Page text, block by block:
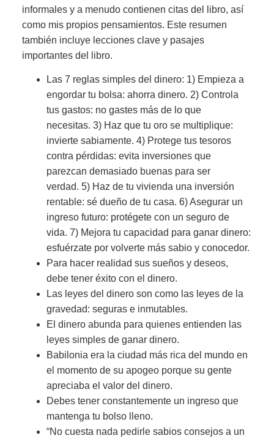
informales y a menudo contienen citas del libro, así
como mis propios pensamientos. Este resumen
también incluye lecciones clave y pasajes
importantes del libro.
Las 7 reglas simples del dinero: 1) Empieza a
engordar tu bolsa: ahorra dinero. 2) Controla
tus gastos: no gastes más de lo que
necesitas. 3) Haz que tu oro se multiplique:
invierte sabiamente. 4) Protege tus tesoros
contra pérdidas: evita inversiones que
parezcan demasiado buenas para ser
verdad. 5) Haz de tu vivienda una inversión
rentable: sé dueño de tu casa. 6) Asegurar un
ingreso futuro: protégete con un seguro de
vida. 7) Mejora tu capacidad para ganar dinero:
esfuérzate por volverte más sabio y conocedor.
Para hacer realidad sus sueños y deseos,
debe tener éxito con el dinero.
Las leyes del dinero son como las leyes de la
gravedad: seguras e inmutables.
El dinero abunda para quienes entienden las
leyes simples de ganar dinero.
Babilonia era la ciudad más rica del mundo en
el momento de su apogeo porque su gente
apreciaba el valor del dinero.
Debes tener constantemente un ingreso que
mantenga tu bolso lleno.
“No cuesta nada pedirle sabios consejos a un